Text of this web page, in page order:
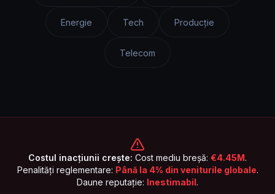
Energie Tech Producție
Telecom
Costul inacțiunii crește: Cost mediu breșă: €4.45M.
Penalități reglementare: Până la 4% din veniturile globale.
Daune reputație: Inestimabil.